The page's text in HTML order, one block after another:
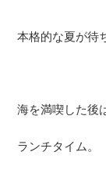
本格的な夏が待
海を満喫した後
ランチタイム。